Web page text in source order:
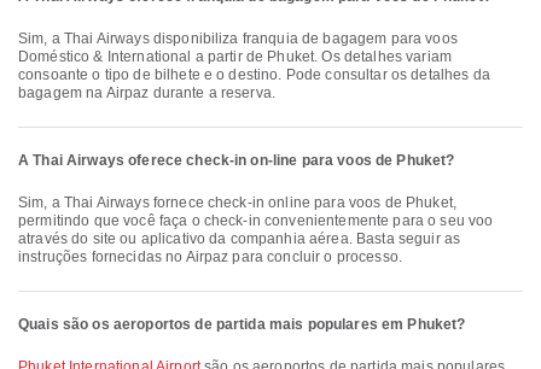
Sim, a Thai Airways disponibiliza franquia de bagagem para voos
Doméstico & International a partir de Phuket. Os detalhes variam
consoante o tipo de bilhete e o destino. Pode consultar os detalhes da
bagagem na Airpaz durante a reserva.
A Thai Airways oferece check-in on-line para voos de Phuket?
Sim, a Thai Airways fornece check-in online para voos de Phuket,
permitindo que você faça o check-in convenientemente para o seu voo
através do site ou aplicativo da companhia aérea. Basta seguir as
instruções fornecidas no Airpaz para concluir o processo.
Quais são os aeroportos de partida mais populares em Phuket?